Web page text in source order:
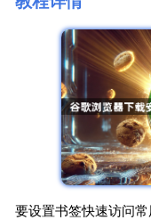
要设置书签快速访问